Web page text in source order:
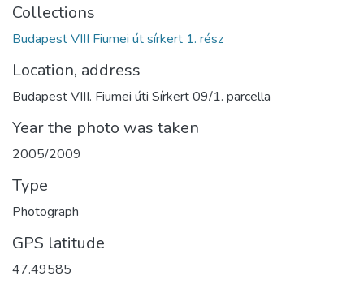
Collections
Budapest VIII Fiumei út sírkert 1. rész
Location, address
Budapest VIII. Fiumei úti Sírkert 09/1. parcella
Year the photo was taken
2005/2009
Type
Photograph
GPS latitude
47.49585